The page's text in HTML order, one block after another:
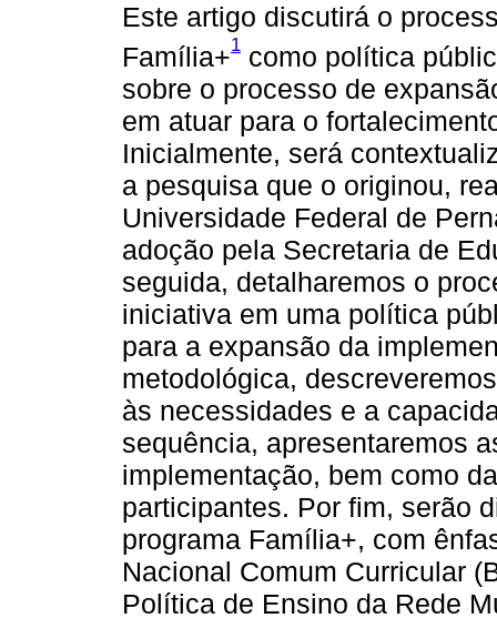
Este artigo discutirá o
Família+1 como política
sobre o processo de
em atuar para o
Inicialmente, será
a pesquisa que o originou,
Universidade Federal de
adoção pela Secretaria de
seguida, detalharemos o
iniciativa em uma política
para a expansão da
metodológica,
às necessidades e a
sequência, apresentaremos
implementação, bem como
participantes. Por fim, serão
programa Família+, com
Nacional Comum Curricular
Política de Ensino da Rede